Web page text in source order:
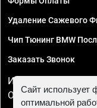
Удаление Сажевого
Чип Тюнинг BMW
Заказать Звонок
ИП Смирнов
ОГРНИП
Сайт
оптимальной